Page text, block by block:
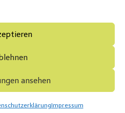
ansehen
Impressum
Düsseldorf